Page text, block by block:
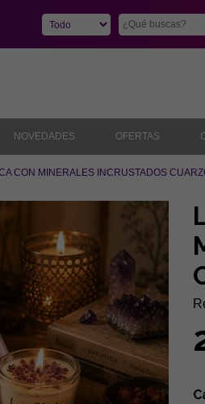
NOVEDADES OFERTAS
CON MINERALES INCRUSTADOS